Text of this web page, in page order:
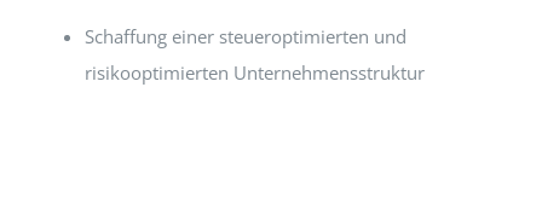
Schaffung einer steueroptimierten und
risikooptimierten Unternehmensstruktur